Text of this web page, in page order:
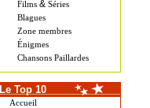
Films & Séries
Blagues
Zone membres
Énigmes
Chansons Paillardes
Le Top 10
Accueil